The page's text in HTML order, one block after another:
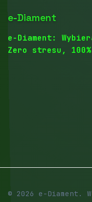
e-Diament
e-Diament:
Zero stresu,
© 2026 e-Diament.